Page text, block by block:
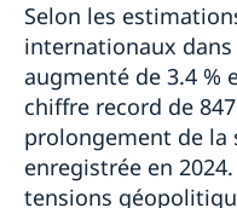
Selon les
internationaux dans
augmenté de 3.4 %
chiffre record de
prolongement de la
enregistrée en
tensions